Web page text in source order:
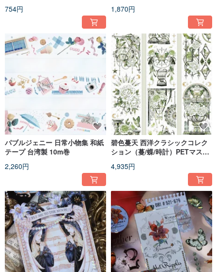
754円
1,870円
パブルジェニー 日常小物集 和紙
テープ 台湾製 10m巻
2,260円
碧色蔓天 西洋クラシックコレク
ション（蔓/蝶/時計）PETマスキ
巻
4,935円